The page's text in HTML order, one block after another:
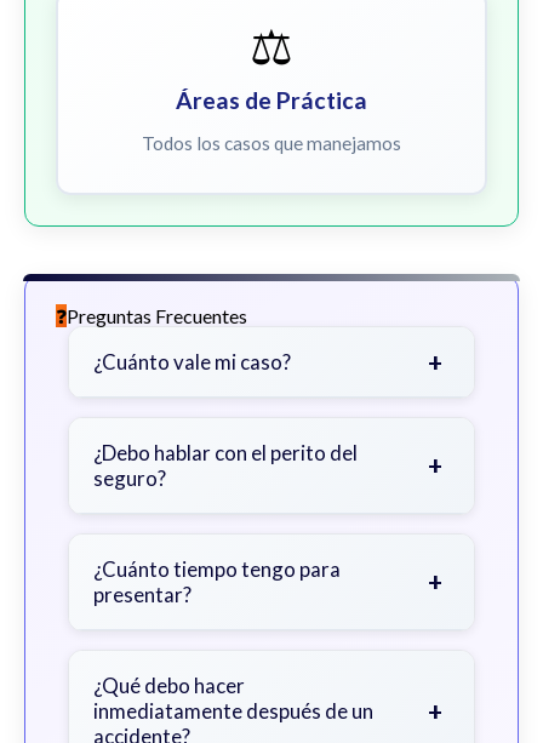
⚖️
Áreas de Práctica
Todos los casos que manejamos
Preguntas Frecuentes
¿Cuánto vale mi caso? +
gravedad de sus lesiones, facturas
médicas, tiempo fuera del trabajo y
¿Debo hablar con el perito del
seguro?
+
primero con un abogado para evitar
declaraciones que perjudiquen su
¿Cuánto tiempo tengo para
presentar?
+
con excepciones. Consulte para
obtener orientación específica.
¿Qué debo hacer
inmediatamente después de un
accidente?
+